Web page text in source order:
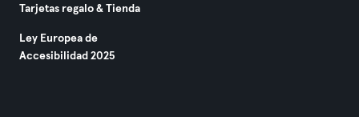
Tarjetas regalo & Tienda
Ley Europea de
Accesibilidad 2025